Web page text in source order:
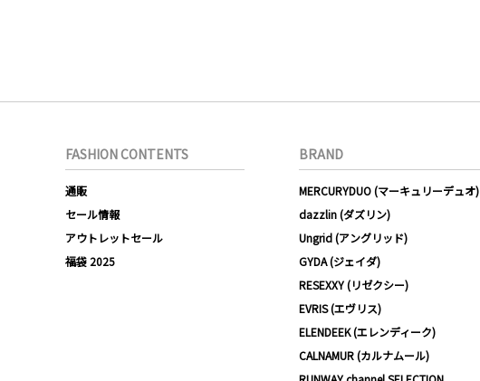
FASHION CONTENTS
通販
セール情報
アウトレットセール
福袋 2025
BRAND
MERCURYDUO (マーキュリーデュオ)
dazzlin (ダズリン)
Ungrid (アングリッド)
GYDA (ジェイダ)
RESEXXY (リゼクシー)
EVRIS (エヴリス)
ELENDEEK (エレンディーク)
CALNAMUR (カルナムール)